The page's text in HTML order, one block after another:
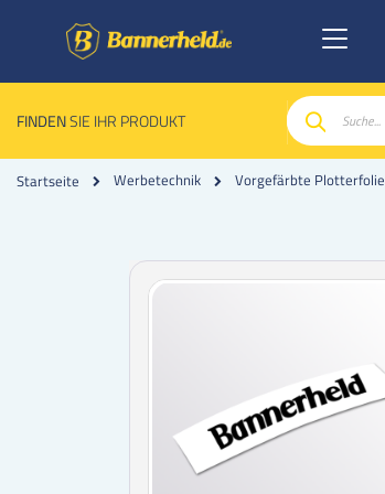
FINDENSIE IHR PRODUKT
Suche
Startseite Werbetechnik Vorgefärbte Plotterfolie
Zum